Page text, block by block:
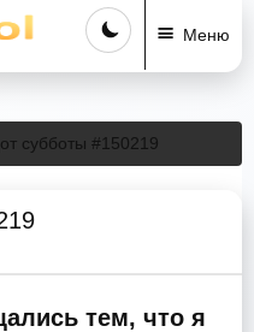
Меню
субботы #150219
тем, что я